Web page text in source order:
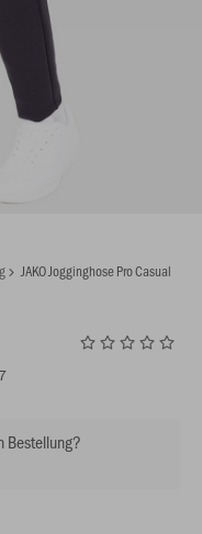
JAKO Jogginghose Pro Casual
Bestellung?